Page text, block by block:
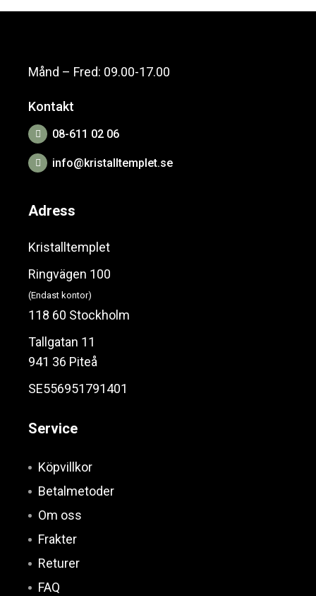
Månd – Fred: 09.00-17.00
Kontakt
08-611 02 06
info@kristalltemplet.se
Adress
Kristalltemplet
Ringvägen 100
(Endast kontor)
118 60 Stockholm
Tallgatan 11
941 36 Piteå
SE556951791401
Service
Köpvillkor
Betalmetoder
Om oss
Frakter
Returer
FAQ